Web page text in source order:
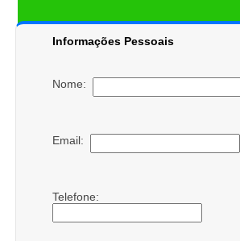
Informações Pessoais
Nome:
Email:
Telefone: